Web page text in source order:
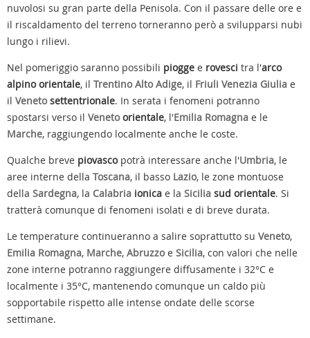
nuvolosi su gran parte della Penisola. Con il passare delle ore e
il riscaldamento del terreno torneranno però a svilupparsi nubi
lungo i rilievi.
Nel pomeriggio saranno possibili piogge e rovesci tra l'arco
alpino orientale, il Trentino Alto Adige, il Friuli Venezia Giulia e
il Venetosettentrionale. In serata i fenomeni potranno
spostarsi verso il Venetoorientale, l'Emilia Romagna e le
Marche, raggiungendo localmente anche le coste.
Qualche breve piovascopotrà interessare anche l'Umbria, le
aree interne della Toscana, il basso Lazio, le zone montuose
della Sardegna, la Calabria ionica e la Sicilia sud orientale. Si
tratterà comunque di fenomeni isolati e di breve durata.
Le temperature continueranno a salire soprattutto su Veneto,
Emilia Romagna, Marche, Abruzzoe Sicilia, con valori che nelle
zone interne potranno raggiungere diffusamente i 32°C e
localmente i 35°C, mantenendo comunque un caldo più
sopportabile rispetto alle intense ondate delle scorse
settimane.